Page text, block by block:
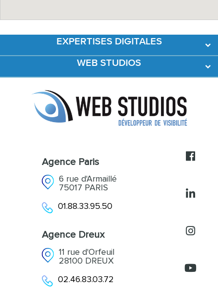
Agence Paris
6 rue d'Armaillé
75017 PARIS
01.88.33.95.50
Agence Dreux
11 rue d'Orfeuil
28100 DREUX
02.46.83.03.72
EXPERTISES DIGITALES
Développement Web
Acquisition et Fidélisation
Accompagnement
WEB STUDIOS
Références
Actualités